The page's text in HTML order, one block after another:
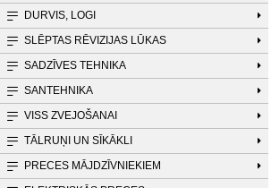
DURVIS, LOGI
SLĒPTAS RĒVIZIJAS LŪKAS
SADZĪVES TEHNIKA
SANTEHNIKA
VISS ZVEJOŠANAI
TĀLRUŅI UN SĪKĀKLI
PRECES MĀJDZĪVNIEKIEM